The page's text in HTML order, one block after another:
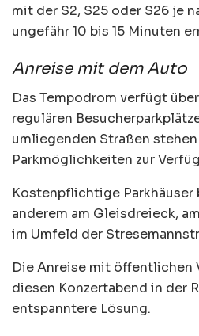
mit der S2, S25 oder S26 je
ungefähr 10 bis 15 Minuten
Anreise mit dem Auto
Das Tempodrom verfügt
regulären
umliegenden Straßen
Parkmöglichkeiten zur
Kostenpflichtige
anderem am Gleisdreieck,
im Umfeld der
Die Anreise mit öffentlichen
diesen Konzertabend in der
entspanntere Lösung.